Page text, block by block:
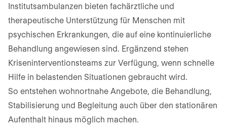
Institutsambulanzen bieten fachärztliche und
therapeutische Unterstützung für Menschen mit
psychischen Erkrankungen, die auf eine kontinuierliche
Behandlung angewiesen sind. Ergänzend stehen
Kriseninterventionsteams zur Verfügung, wenn schnelle
Hilfe in belastenden Situationen gebraucht wird.
So entstehen wohnortnahe Angebote, die Behandlung,
Stabilisierung und Begleitung auch über den stationären
Aufenthalt hinaus möglich machen.